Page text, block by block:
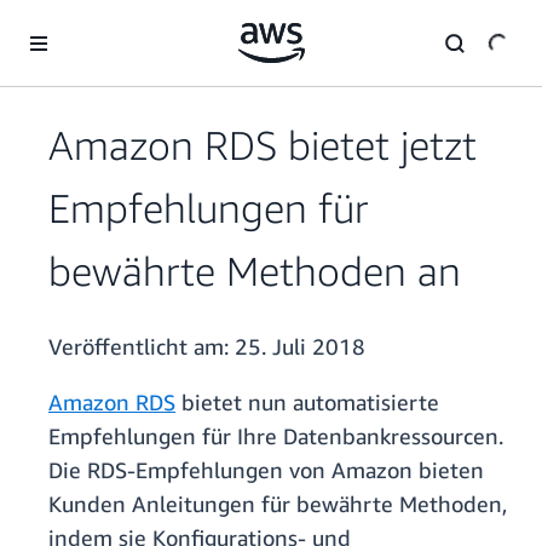
Überspringen zum Hauptinhalt
Amazon RDS bietet jetzt
Empfehlungen für
bewährte Methoden an
Veröffentlicht am: 25. Juli 2018
Amazon RDS bietet nun automatisierte
Empfehlungen für Ihre Datenbankressourcen.
Die RDS-Empfehlungen von Amazon bieten
Kunden Anleitungen für bewährte Methoden,
indem sie Konfigurations- und